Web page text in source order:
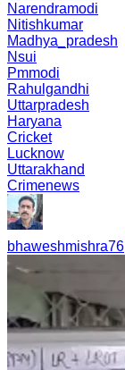
Narendramodi
Nitishkumar
Madhya_pradesh
Nsui
Pmmodi
Rahulgandhi
Uttarpradesh
Haryana
Cricket
Lucknow
Uttarakhand
Crimenews
bhaweshmishra76